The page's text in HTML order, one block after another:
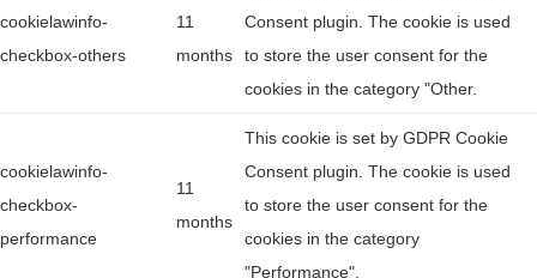
cookielawinfo-
checkbox-others
11
months
Consent plugin. The cookie is used
to store the user consent for the
cookies in the category "Other.
cookielawinfo-
checkbox-
performance
11
months
This cookie is set by GDPR Cookie
Consent plugin. The cookie is used
to store the user consent for the
cookies in the category
"Performance".